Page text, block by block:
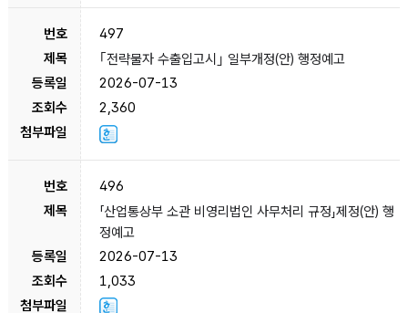
497
｢전략물자 수출입고시｣ 일부개정(안) 행정예고
2026-07-13
2,360
496
「산업통상부 소관 비영리법인 사무처리 규정」제정(안) 행
정예고
2026-07-13
1,033